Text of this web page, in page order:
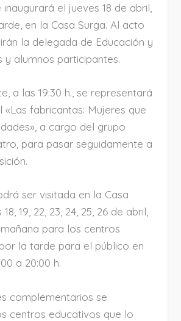
el jueves 18 de abril,
en la Casa Surga. Al acto
la delegada de Educación y
y alumnos participantes.
a las 19:30 h., se representará
fabricantas: Mujeres que
a cargo del grupo
para pasar seguidamente a
ser visitada en la Casa
19, 22, 23, 24, 25, 26 de abril,
para los centros
la tarde para el público en
a 20:00 h.
complementarios se
centros educativos que lo